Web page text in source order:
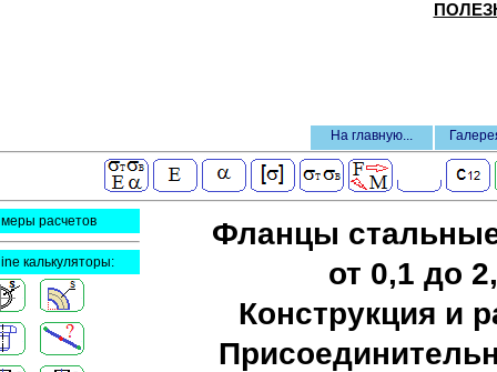
На главную...
расчетов
калькуляторы:
Фланцы
от 0,1 до
Конструкция и